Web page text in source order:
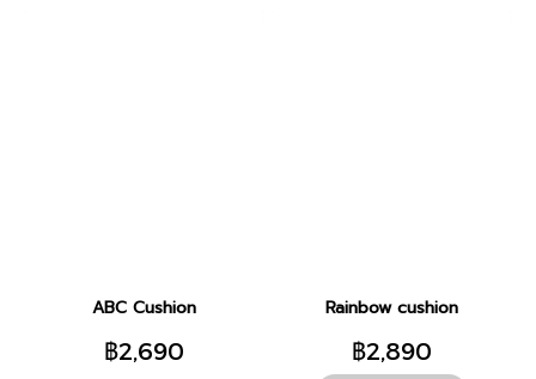
ABC Cushion
฿2,690
Rainbow cushion
฿2,890